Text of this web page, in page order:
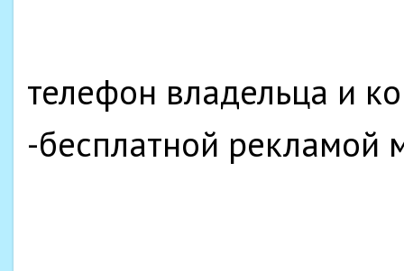
телефон владельца и
-бесплатной рекламой